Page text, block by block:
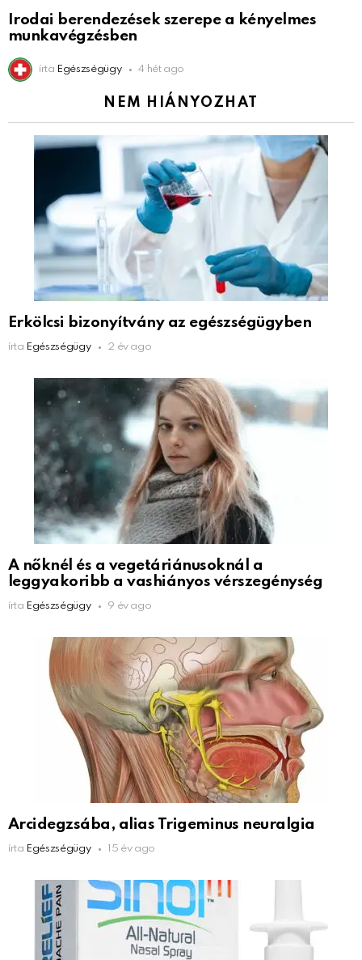
Irodai berendezések szerepe a kényelmes
munkavégzésben
írta Egészségügy 4 hét ago
NEM HIÁNYOZHAT
Erkölcsi bizonyítvány az egészségügyben
írta Egészségügy 2 év ago
A nőknél és a vegetáriánusoknál a
leggyakoribb a vashiányos vérszegénység
írta Egészségügy 9 év ago
Arcidegzsába, alias Trigeminus neuralgia
írta Egészségügy 15 év ago